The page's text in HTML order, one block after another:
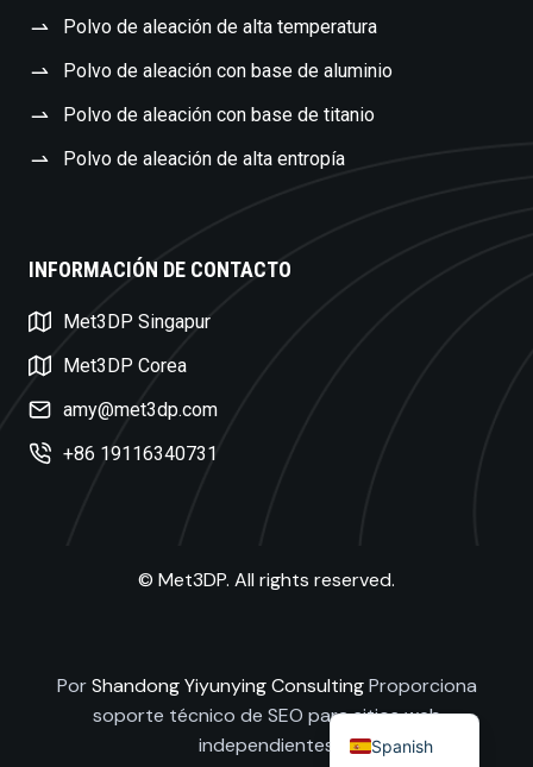
Polvo de aleación de alta temperatura
Polvo de aleación con base de aluminio
Polvo de aleación con base de titanio
Polvo de aleación de alta entropía
INFORMACIÓN DE CONTACTO
Met3DP Singapur
Met3DP Corea
amy@met3dp.com
+86 19116340731
© Met3DP. All rights reserved.
PorShandong Yiyunying ConsultingProporciona
soporte técnico de SEO para sitios web
independientes
Spanish
English
Japanese